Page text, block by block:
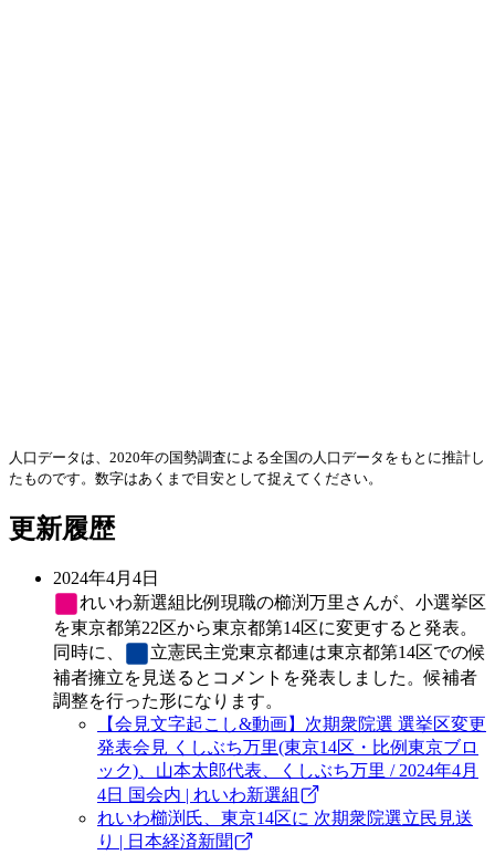
人口データは、2020年の国勢調査による全国の人口データをもとに推計し
たものです。数字はあくまで目安として捉えてください。
更新履歴
2024年4月4日
れいわ新選組 比例現職の櫛渕万里さんが、小選挙区
を東京都第22区から東京都第14区に変更すると発表。
同時に、
立憲民主党東京都連は東京都第14区での候
補者擁立を見送るとコメントを発表しました。候補者
調整を行った形になります。
【会見文字起こし&動画】次期衆院選 選挙区変更
発表会見 くしぶち万里(東京14区・比例東京ブロ
ック)、山本太郎代表、くしぶち万里 / 2024年4月
4日 国会内 | れいわ新選組
れいわ櫛渕氏、東京14区に 次期衆院選立民見送
り | 日本経済新聞